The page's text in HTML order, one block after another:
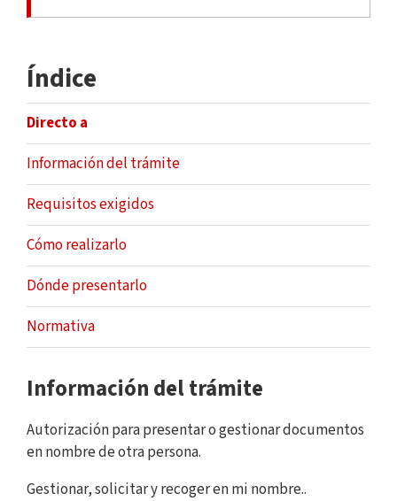
Índice
Directo a
Información del trámite
Requisitos exigidos
Cómo realizarlo
Dónde presentarlo
Normativa
Información del trámite
Autorización para presentar o gestionar documentos
en nombre de otra persona.
Gestionar, solicitar y recoger en mi nombre..